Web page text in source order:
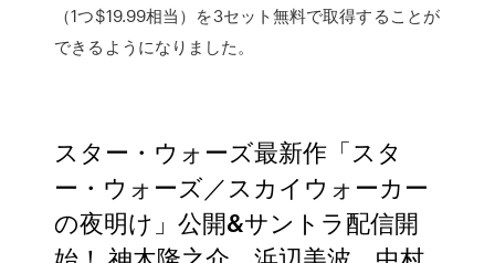
（1つ$19.99相当）を3セット無料で取得することが
できるようになりました。
スター・ウォーズ最新作「スタ
ー・ウォーズ／スカイウォーカー
の夜明け」公開&サントラ配信開